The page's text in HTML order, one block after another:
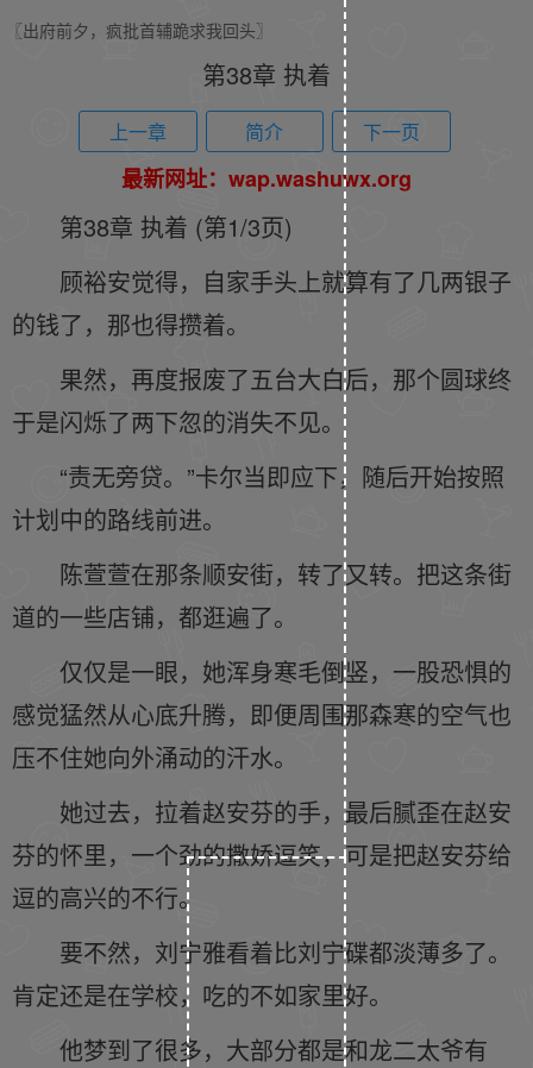
〖出府前夕，疯批首辅跪求我回头〗
第38章 执着
上一章 简介 下一页
最新网址：wap.washuwx.org
第38章 执着 (第1/3页)
顾裕安觉得，自家手头上就算有了几两银子
的钱了，那也得攒着。
果然，再度报废了五台大白后，那个圆球终
于是闪烁了两下忽的消失不见。
“责无旁贷。”卡尔当即应下，随后开始按照
计划中的路线前进。
陈萱萱在那条顺安街，转了又转。把这条街
道的一些店铺，都逛遍了。
仅仅是一眼，她浑身寒毛倒竖，一股恐惧的
感觉猛然从心底升腾，即便周围那森寒的空气也
压不住她向外涌动的汗水。
她过去，拉着赵安芬的手，最后腻歪在赵安
芬的怀里，一个劲的撒娇逗笑，可是把赵安芬给
逗的高兴的不行。
要不然，刘宁雅看着比刘宁碟都淡薄多了。
肯定还是在学校，吃的不如家里好。
他梦到了很多，大部分都是和龙二太爷有